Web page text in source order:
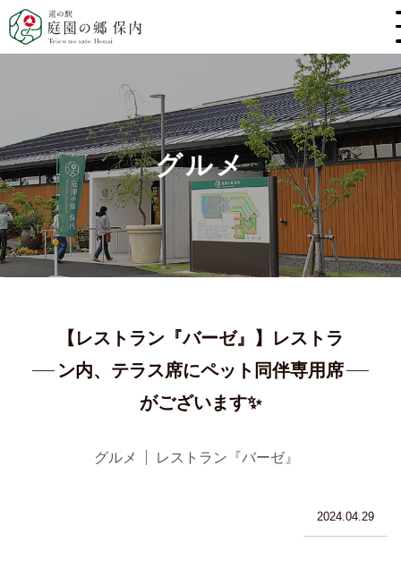
グルメ
【レストラン『バーゼ』】レストラ
ン内、テラス席にペット同伴専用席
がございます✨
グルメ レストラン『バーゼ』
2024.04.29